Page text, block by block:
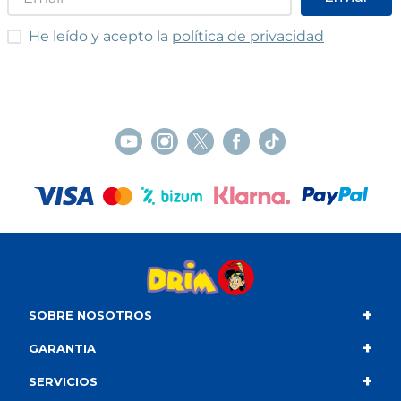
He leído y acepto las condiciones
He leído y acepto la política de privacidad
SOBRE NOSOTROS +
Contacto
Quiénes somos
GARANTIA +
Condiciones de compra
SERVICIOS +